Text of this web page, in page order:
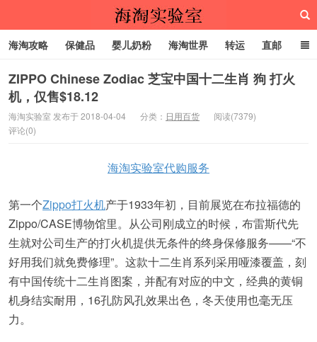
海淘实验室
海淘攻略 保健品 婴儿奶粉 海淘世界 转运 直邮
代购服务
ZIPPO Chinese Zodiac 芝宝中国十二生肖 狗 打火
机，仅售$18.12
海淘实验室 发布于 2018-04-04 分类： 日用百货
阅读(7379)
评论(0)
海淘实验室代购服务
第一个Zippo打火机产于1933年初，目前展览在布拉福德的
Zippo/CASE博物馆里。从公司刚成立的时候，布雷斯代先
生就对公司生产的打火机提供无条件的终身保修服务——“不
好用我们就免费修理”。这款十二生肖系列采用哑漆覆盖，刻
有中国传统十二生肖图案，并配有对应的中文，经典的黄铜
机身结实耐用，16孔防风孔效果出色，冬天使用也毫无压
力。